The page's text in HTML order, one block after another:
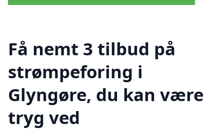
Få nemt 3 tilbud på
strømpeforing i
Glyngøre, du kan være
tryg ved